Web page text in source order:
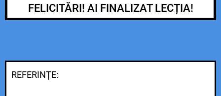
FELICITĂRI! AI FINALIZAT LECȚIA!
REFERINȚE: